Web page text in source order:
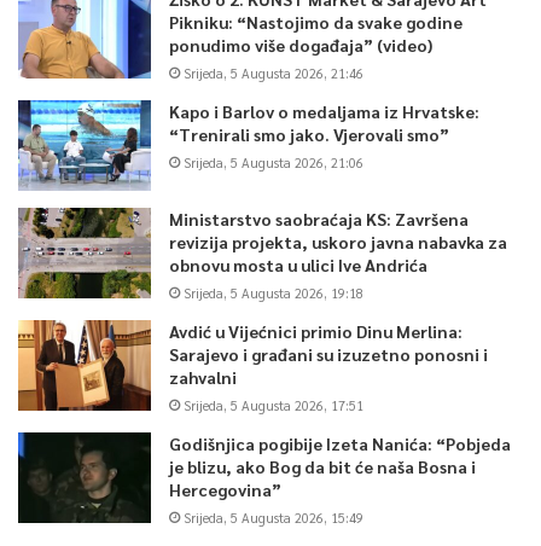
0
Pikniku: “Nastojimo da svake godine
ponudimo više događaja” (video)
Srijeda, 5 Augusta 2026, 21:46
Kapo i Barlov o medaljama iz Hrvatske:
“Trenirali smo jako. Vjerovali smo”
Srijeda, 5 Augusta 2026, 21:06
Ministarstvo saobraćaja KS: Završena
revizija projekta, uskoro javna nabavka za
obnovu mosta u ulici Ive Andrića
Srijeda, 5 Augusta 2026, 19:18
Avdić u Vijećnici primio Dinu Merlina:
Sarajevo i građani su izuzetno ponosni i
zahvalni
Srijeda, 5 Augusta 2026, 17:51
Godišnjica pogibije Izeta Nanića: “Pobjeda
je blizu, ako Bog da bit će naša Bosna i
Hercegovina”
Srijeda, 5 Augusta 2026, 15:49